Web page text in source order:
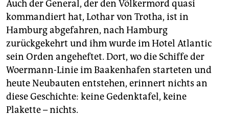
Auch der General, der den Völkermord quasi
kommandiert hat, Lothar von Trotha, ist in
Hamburg abgefahren, nach Hamburg
zurückgekehrt und ihm wurde im Hotel Atlantic
sein Orden angeheftet. Dort, wo die Schiffe der
Woermann-Linie im Baakenhafen starteten und
heute Neubauten entstehen, erinnert nichts an
diese Geschichte: keine Gedenktafel, keine
Plakette – nichts.